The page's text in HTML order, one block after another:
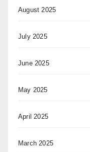
August 2025
July 2025
June 2025
May 2025
April 2025
March 2025